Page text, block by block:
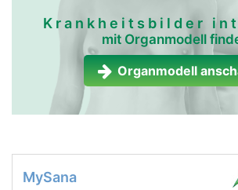
Krankheitsbilder
mit Organmodell
Organmodell
MySana